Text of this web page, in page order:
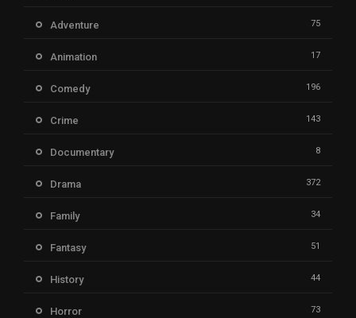
Adventure 75
Animation 17
Comedy 196
Crime 143
Documentary 8
Drama 372
Family 34
Fantasy 51
History 44
Horror 73